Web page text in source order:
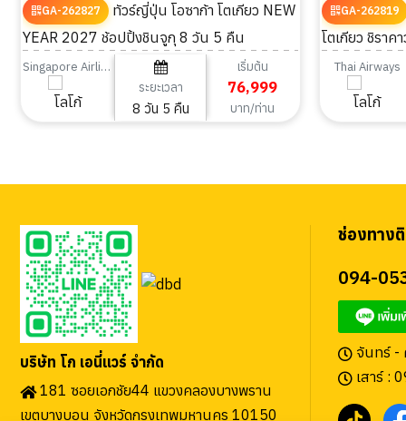
GA-262827
ทัวร์ญี่ปุ่น โอซาก้า โตเกียว NEW
YEAR 2027 ช้อปปิ้งชินจูกุ 8 วัน 5 คืน
Singapore Airlines
ระยะเวลา
8 วัน 5 คืน
เริ่มต้น
76,999
บาท/ท่าน
GA-262819
โตเกียว ชิรา
Thai Airways
บริษัท โก เอนี่แวร์ จำกัด
181 ซอยเอกชัย44 แขวงคลองบางพราน
เขตบางบอน จังหวัดกรุงเทพมหานคร 10150
ช่องทาง
094-
จันทร์ -
เสาร์ :